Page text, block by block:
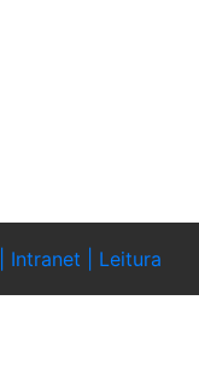
Intranet | Leitura